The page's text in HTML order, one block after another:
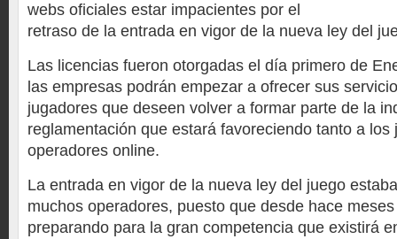
webs oficiales estar impacientes por el
retraso de la entrada en vigor de la nueva ley del
Las licencias fueron otorgadas el día primero de
las empresas podrán empezar a ofrecer sus
jugadores que deseen volver a formar parte de la
reglamentación que estará favoreciendo tanto a los
operadores online.
La entrada en vigor de la nueva ley del juego
muchos operadores, puesto que desde hace
preparando para la gran competencia que existirá